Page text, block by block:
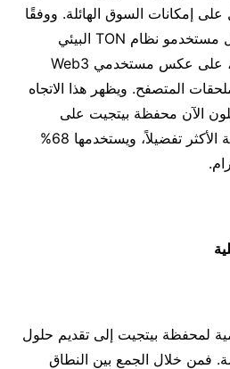
إمكانات السوق الهائلة. ووفقًا
، يفضل مستخدمو نظام TON البيئي
تطبيقات الهاتف المحمول، على عكس مستخدمي Web3
المتصفح. ويظهر هذا الاتجاه
الآن محفظة بيتجيت على
غيرها، مما يجعلها المحفظة الأكثر تفضيلاً، ويستخدمها 68%
لمحفظة بيتجيت إلى تقديم حلول
فمن خلال الجمع بين النطاق